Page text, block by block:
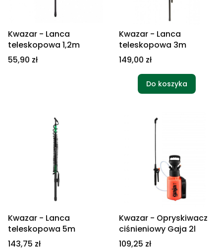
Kwazar - Lanca
teleskopowa 1,2m
Cena
55,90 zł
Kwazar - Lanca
teleskopowa 3m
Cena
149,00 zł
Do koszyka
Kwazar - Lanca
teleskopowa 5m
Cena
143,75 zł
Kwazar - Opryskiwacz
ciśnieniowy Gaja 2l
Cena
109,25 zł